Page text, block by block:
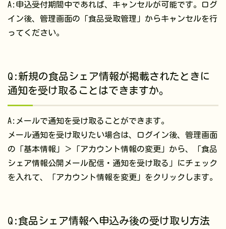
A:申込受付期間中であれば、キャンセルが可能です。ログ
イン後、管理画面の「食品受取管理」からキャンセルを行
ってください。
Q:新規の食品シェア情報が掲載されたときに
通知を受け取ることはできますか。
A:メールで通知を受け取ることができます。
メール通知を受け取りたい場合は、ログイン後、管理画面
の「基本情報」＞「アカウント情報の変更」から、「食品
シェア情報公開メール配信・通知を受け取る」にチェック
を入れて、「アカウント情報を変更」をクリックします。
Q:食品シェア情報へ申込み後の受け取り方法